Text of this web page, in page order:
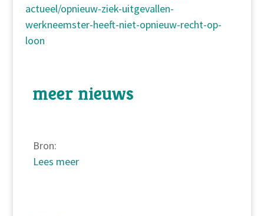
actueel/opnieuw-ziek-uitgevallen-
werkneemster-heeft-niet-opnieuw-recht-op-
loon
meer nieuws
Bron:
Lees meer